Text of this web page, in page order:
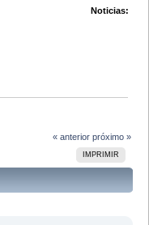
Noticias:
« anterior próximo »
IMPRIMIR